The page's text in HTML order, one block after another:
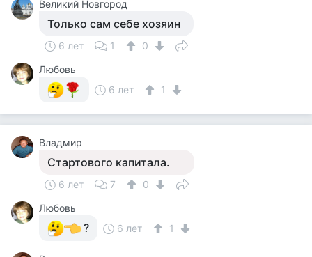
Великий Новгород
Только сам себе хозяин
6 лет 1
0
Любовь
6 лет
1
Владмир
Стартового капитала.
6 лет 7
0
Любовь
? 6 лет 1